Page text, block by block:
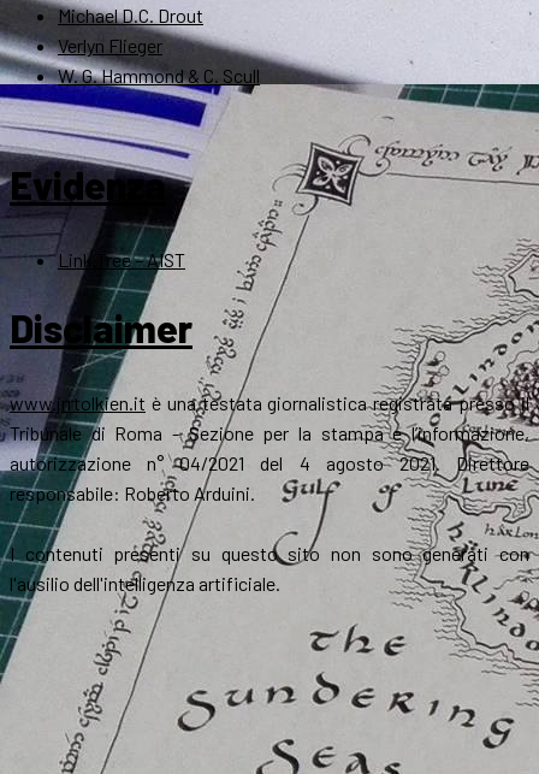
Michael D.C. Drout
Verlyn Flieger
W. G. Hammond & C. Scull
Evidenza
Link Tree – AIST
Disclaimer
www.jrrtolkien.it è una testata giornalistica registrata presso il
Tribunale di Roma - Sezione per la stampa e l’informazione,
autorizzazione n° 04/2021 del 4 agosto 2021. Direttore
responsabile: Roberto Arduini.
I contenuti presenti su questo sito non sono generati con
l'ausilio dell'intelligenza artificiale.